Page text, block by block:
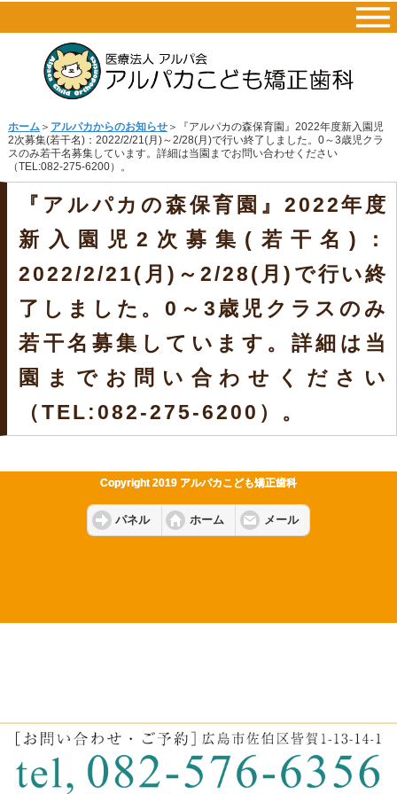
ホーム＞ アルパカからのお知らせ＞『アルパカの森保育園』2022年度新入園児
2次募集(若干名)：2022/2/21(月)～2/28(月)で行い終了しました。0～3歳児クラ
スのみ若干名募集しています。詳細は当園までお問い合わせください
（TEL:082-275-6200）。
『アルパカの森保育園』2022年度
新入園児2次募集(若干名)：
2022/2/21(月)～2/28(月)で行い終
了しました。0～3歳児クラスのみ
若干名募集しています。詳細は当
園までお問い合わせください
（TEL:082-275-6200）。
Copyright 2019 アルパカこども矯正歯科
パネル ホーム メール